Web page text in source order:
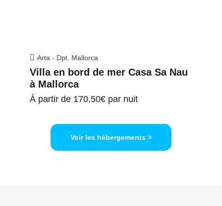
Arta - Dpt. Mallorca
Villa en bord de mer Casa Sa Nau
à Mallorca
À partir de 170.50€ par nuit
Voir les hébergements >